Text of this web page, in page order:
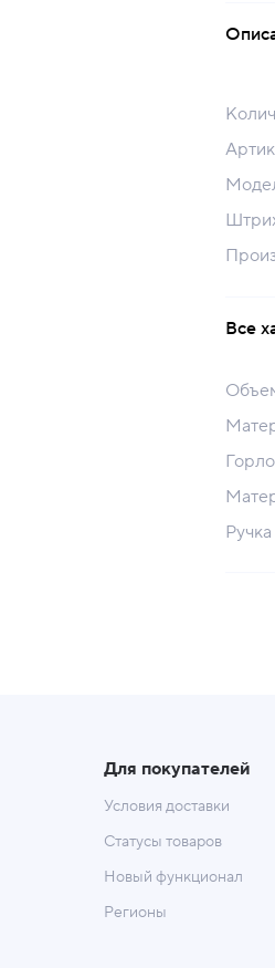
Все
Горло
Ручка
Для покупателей
Условия доставки
Статусы товаров
Новый функционал
Регионы